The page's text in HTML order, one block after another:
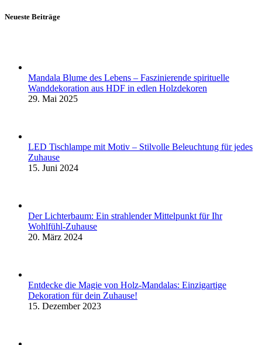
Neueste Beiträge
Mandala Blume des Lebens – Faszinierende spirituelle
Wanddekoration aus HDF in edlen Holzdekoren
29. Mai 2025
LED Tischlampe mit Motiv – Stilvolle Beleuchtung für jedes
Zuhause
15. Juni 2024
Der Lichterbaum: Ein strahlender Mittelpunkt für Ihr
Wohlfühl-Zuhause
20. März 2024
Entdecke die Magie von Holz-Mandalas: Einzigartige
Dekoration für dein Zuhause!
15. Dezember 2023